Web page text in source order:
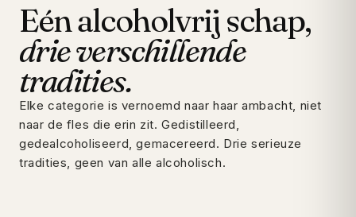
Eén alcoholvrij schap,
drie verschillende
tradities.
Elke categorie is vernoemd naar haar ambacht, niet
naar de fles die erin zit. Gedistilleerd,
gedealcoholiseerd, gemacereerd. Drie serieuze
tradities, geen van alle alcoholisch.